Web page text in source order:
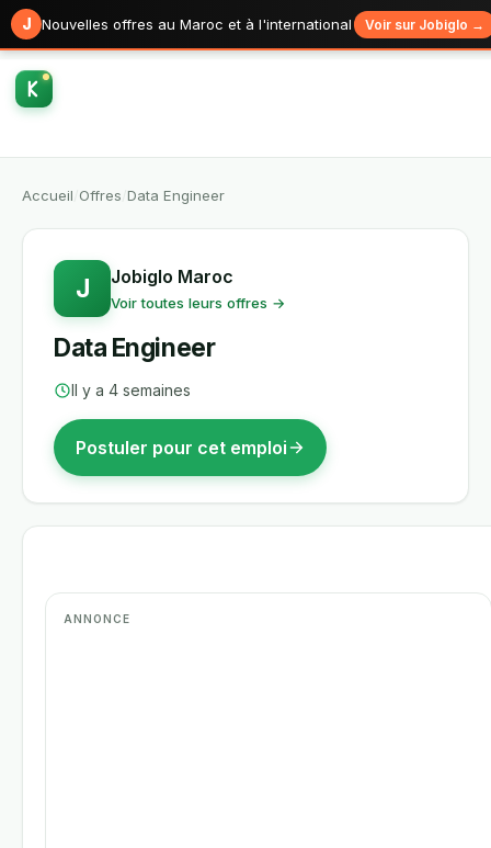
J Nouvelles offres au Maroc et à l'international Voir sur Jobiglo →
Accueil Offres Data Engineer
J Jobiglo Maroc
Voir toutes leurs offres →
Data Engineer
Il y a 4 semaines
Postuler pour cet emploi